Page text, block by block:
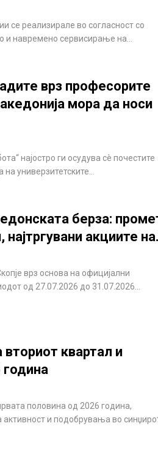
се реализирале во согласност со
и навремено сервисирање на…
врз професорите
мора да носи
најостро ги осудува сè почестите
на универзитетските…
берза:
акциите
врз основа на официјални
од 27.07.2026 до 31.07.2026…
квартал и
половина од 2026 година,
и подобрувања во